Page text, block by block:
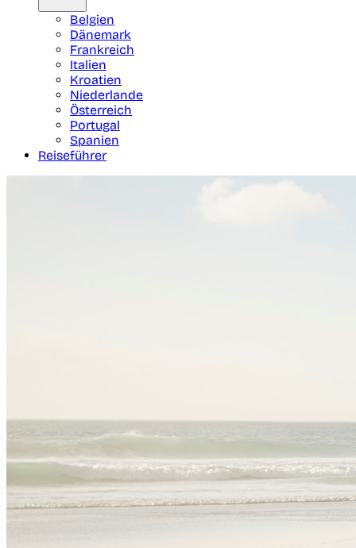
Belgien
Dänemark
Frankreich
Italien
Kroatien
Niederlande
Österreich
Portugal
Spanien
Reiseführer